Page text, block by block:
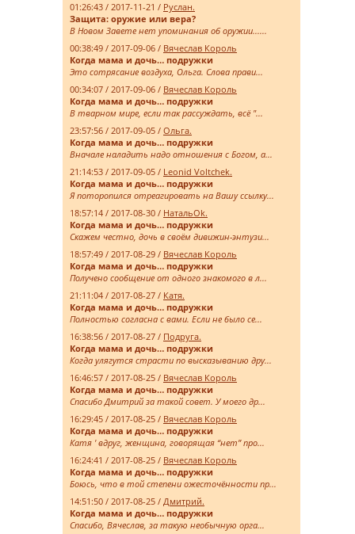
01:26:43 / 2017-11-21 / Руслан.
Защита: оружие или вера?
В Новом Завете нет упоминания об оружии......
00:38:49 / 2017-09-06 / Вячеслав Король
Когда мама и дочь… подружки
Это сотрясание воздуха, Ольга. Слова прави...
00:34:07 / 2017-09-06 / Вячеслав Король
Когда мама и дочь… подружки
В тварном мире, если так рассуждать, всё "...
23:57:56 / 2017-09-05 / Ольга.
Когда мама и дочь… подружки
Вначале наладить надо отношения с Богом, а...
21:14:53 / 2017-09-05 / Leonid Voltchek.
Когда мама и дочь… подружки
Я поторопился отреагировать на Вашу ссылку...
18:57:14 / 2017-08-30 / НатальOk.
Когда мама и дочь… подружки
Скажем честно, дочь в своём дивижин-энтузи...
18:57:49 / 2017-08-29 / Вячеслав Король
Когда мама и дочь… подружки
Получено сообщение от одного знакомого в л...
21:11:04 / 2017-08-27 / Катя.
Когда мама и дочь… подружки
Полностью согласна с вами. Если не было се...
16:38:56 / 2017-08-27 / Подруга.
Когда мама и дочь… подружки
Когда улягутся страсти по высказыванию дру...
16:46:57 / 2017-08-25 / Вячеслав Король
Когда мама и дочь… подружки
Спасибо Дмитрий за такой совет. У моего др...
16:29:45 / 2017-08-25 / Вячеслав Король
Когда мама и дочь… подружки
Катя ' вдруг, женщина, говорящая “нет” про...
16:24:41 / 2017-08-25 / Вячеслав Король
Когда мама и дочь… подружки
Боюсь, что в той степени ожесточённости пр...
14:51:50 / 2017-08-25 / Дмитрий.
Когда мама и дочь… подружки
Спасибо, Вячеслав, за такую необычную орга...